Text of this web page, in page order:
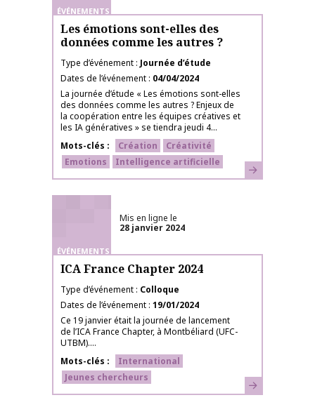
ÉVÉNEMENTS
Les émotions sont-elles des
données comme les autres ?
Type d’événement Journée d’étude
Dates de l’événement 04/04/2024
La journée d’étude « Les émotions sont-elles
des données comme les autres ? Enjeux de
la coopération entre les équipes créatives et
les IA génératives » se tiendra jeudi 4...
Mots-clés
Création
Créativité
Emotions
Intelligence artificielle En savoir plus
ÉVÉNEMENTS
Mis en ligne le
28 janvier 2024
ICA France Chapter 2024
Type d’événement Colloque
Dates de l’événement 19/01/2024
Ce 19 janvier était la journée de lancement
de l’ICA France Chapter, à Montbéliard (UFC-
UTBM)....
Mots-clés
International
Jeunes chercheurs
En savoir plus